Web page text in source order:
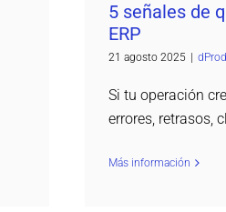
5 señales de
ERP
21 agosto 2025
Si tu operación
errores, retrasos,
Más información